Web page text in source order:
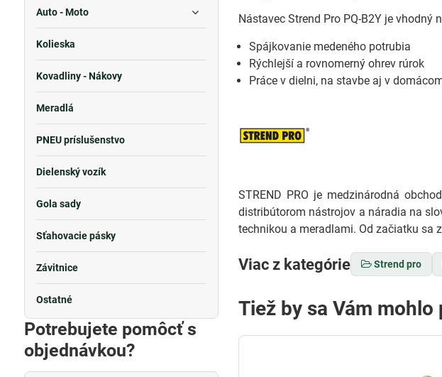
Nástavec Strend Pro PQ-B2Y je vhodný
Spájkovanie medeného potrubia
Rýchlejší a rovnomerný ohrev rúrok
Práce v dielni, na stavbe aj v
STREND PRO je medzinárodná
distribútorom nástrojov a náradia na
technikou a meradlami. Od začiatku sa
Viac z kategórie Strend pro
Tiež by sa Vám mohlo
Auto - Moto
Kolieska
Kovadliny - Nákovy
Meradlá
PNEU príslušenstvo
Dielenský vozík
Gola sady
Sťahovacie pásky
Závitnice
Ostatné
Potrebujete pomôcť s
objednávkou?